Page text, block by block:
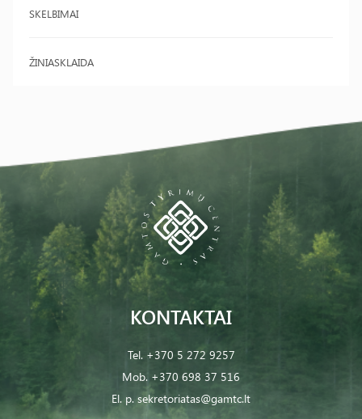
SKELBIMAI
ŽINIASKLAIDA
KONTAKTAI
Tel. +370 5 272 9257
Mob. +370 698 37 516
El. p. sekretoriatas@gamtc.lt